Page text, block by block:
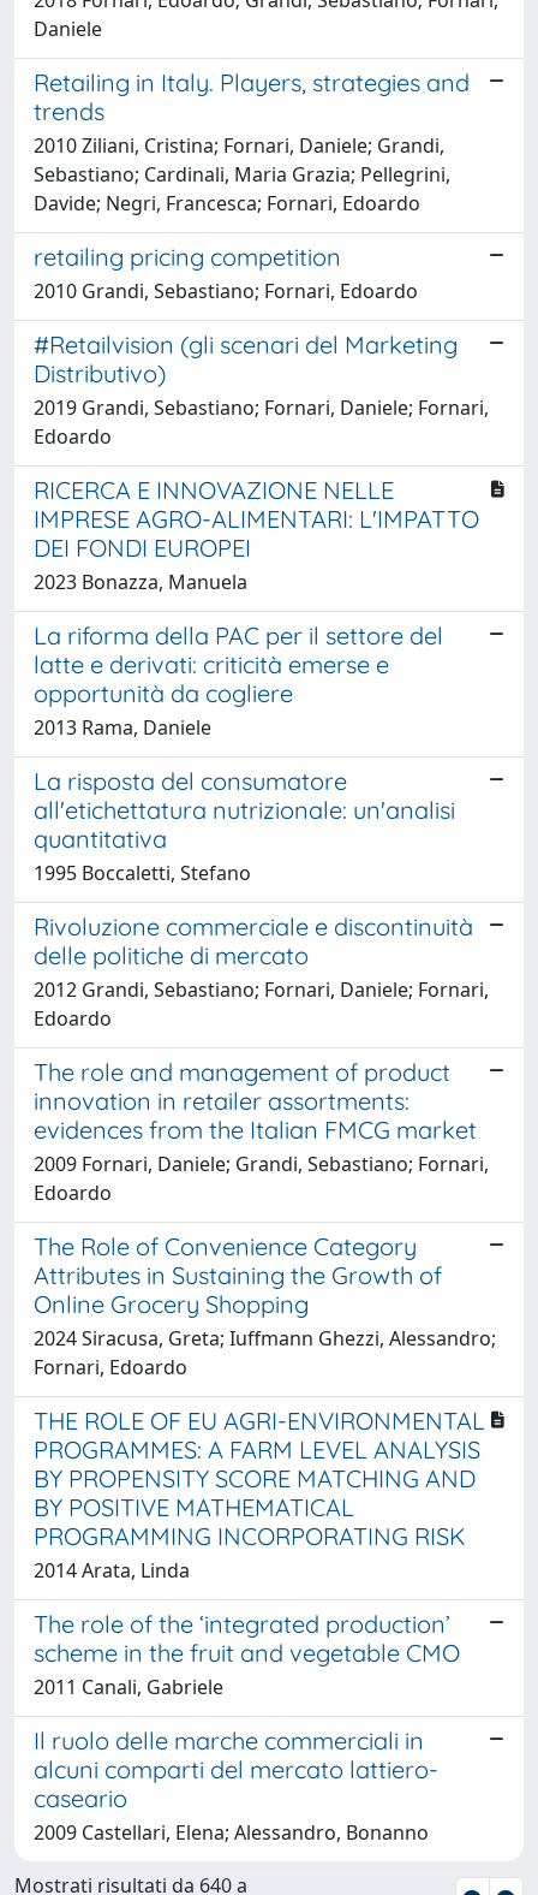
Daniele
Retailing in Italy. Players, strategies and
trends
2010 Ziliani, Cristina; Fornari, Daniele; Grandi,
Sebastiano; Cardinali, Maria Grazia; Pellegrini,
Davide; Negri, Francesca; Fornari, Edoardo
retailing pricing competition
2010 Grandi, Sebastiano; Fornari, Edoardo
#Retailvision (gli scenari del Marketing
Distributivo)
2019 Grandi, Sebastiano; Fornari, Daniele; Fornari,
Edoardo
RICERCA E INNOVAZIONE NELLE
IMPRESE AGRO-ALIMENTARI: L'IMPATTO
DEI FONDI EUROPEI
2023 Bonazza, Manuela
La riforma della PAC per il settore del
latte e derivati: criticità emerse e
opportunità da cogliere
2013 Rama, Daniele
La risposta del consumatore
all'etichettatura nutrizionale: un'analisi
quantitativa
1995 Boccaletti, Stefano
Rivoluzione commerciale e discontinuità
delle politiche di mercato
2012 Grandi, Sebastiano; Fornari, Daniele; Fornari,
Edoardo
The role and management of product
innovation in retailer assortments:
evidences from the Italian FMCG market
2009 Fornari, Daniele; Grandi, Sebastiano; Fornari,
Edoardo
The Role of Convenience Category
Attributes in Sustaining the Growth of
Online Grocery Shopping
2024 Siracusa, Greta; Iuffmann Ghezzi, Alessandro;
Fornari, Edoardo
THE ROLE OF EU AGRI-ENVIRONMENTAL
PROGRAMMES: A FARM LEVEL ANALYSIS
BY PROPENSITY SCORE MATCHING AND
BY POSITIVE MATHEMATICAL
PROGRAMMING INCORPORATING RISK
2014 Arata, Linda
The role of the ‘integrated production’
scheme in the fruit and vegetable CMO
2011 Canali, Gabriele
Il ruolo delle marche commerciali in
alcuni comparti del mercato lattiero-
caseario
2009 Castellari, Elena; Alessandro, Bonanno
Mostrati risultati da 640 a